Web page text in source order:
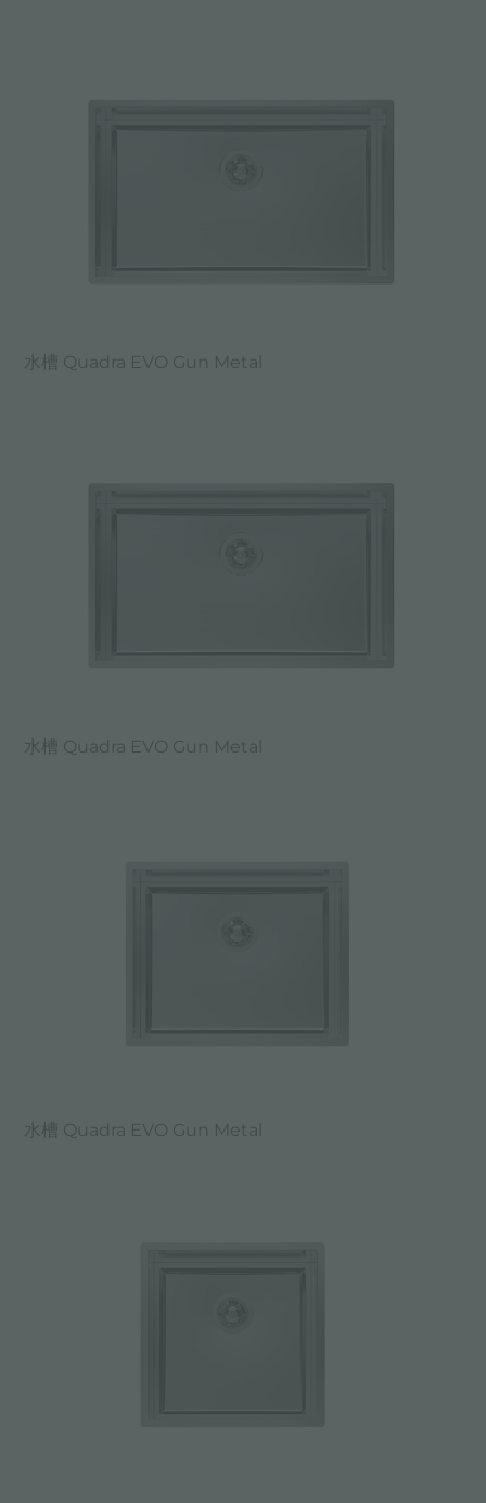
水槽 Quadra EVO Gun Metal
水槽 Quadra EVO Gun Metal
水槽 Quadra EVO Gun Metal